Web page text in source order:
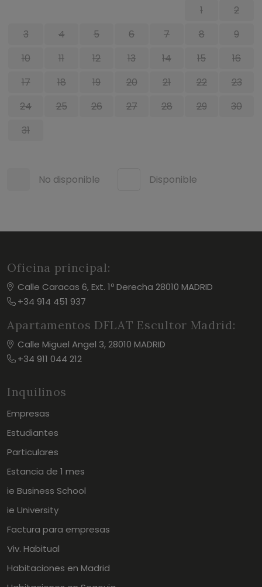
1
2
3
4 5 6 7 8
9
10
11 12 13 14 15
16
17
18 19 20 21 22
23
24
25 26 27 28 29
30
31
No disponible Disponible
Oficina principal:
Calle Caracas 6, Ext. 1º Derecha 28010 MADRID
+34 914 451 937
Apartamentos DFLAT Escultor Madrid:
Calle Miguel Angel 3, 28010 MADRID
+34 911 044 212
Inquilinos
Empresas
Estudiantes
Particulares
Estancia de 1 mes
ie Business School
ie University
Factura para empresas
Viv. Habitual
Habitaciones en Madrid